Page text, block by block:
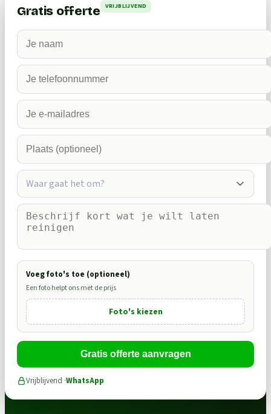
Gratis offerte VRIJBLIJVEND
Waar gaat het om?
Voeg foto's toe (optioneel)
Een foto helpt ons met de prijs
Foto's kiezen
Gratis offerte aanvragen
Vrijblijvend ·WhatsApp